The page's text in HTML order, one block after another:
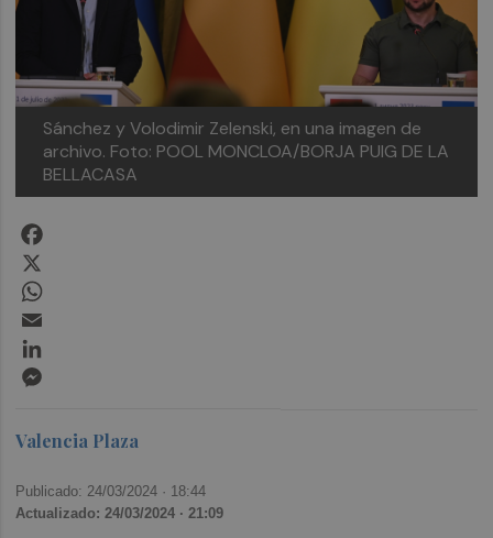
Sánchez y Volodimir Zelenski, en una imagen de
archivo. Foto: POOL MONCLOA/BORJA PUIG DE LA
BELLACASA
Valencia Plaza
Publicado: 24/03/2024 · 18:44
Actualizado: 24/03/2024 · 21:09